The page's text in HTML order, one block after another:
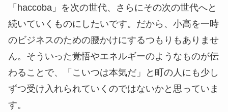
「haccoba」を次の世代、さらにその次の世代へと
続いていくものにしたいです。だから、小高を一時
のビジネスのための腰かけにするつもりもありませ
ん。そういった覚悟やエネルギーのようなものが伝
わることで、「こいつは本気だ」と町の人にも少し
ずつ受け入れられていくのではないかと思っていま
す。